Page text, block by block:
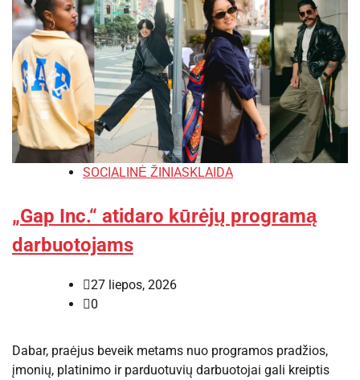
SOCIALINĖ ŽINIASKLAIDA
„Gap Inc.“ atidaro kūrėjų programą
darbuotojams
27 liepos, 2026
0
Dabar, praėjus beveik metams nuo programos pradžios,
įmonių, platinimo ir parduotuvių darbuotojai gali kreiptis